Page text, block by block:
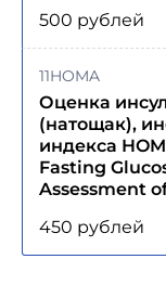
500 рублей
Оценка
(натощак),
индекса
Fasting
Assessment
11HOMA
450 рублей